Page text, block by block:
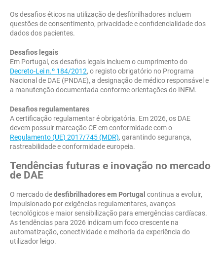
Os desafios éticos na utilização de desfibrilhadores incluem
questões de consentimento, privacidade e confidencialidade dos
dados dos pacientes.
Desafios legais
Em Portugal, os desafios legais incluem o cumprimento do
Decreto-Lei n.º 184/2012, o registo obrigatório no Programa
Nacional de DAE (PNDAE), a designação de médico responsável e
a manutenção documentada conforme orientações do INEM.
Desafios regulamentares
A certificação regulamentar é obrigatória. Em 2026, os DAE
devem possuir marcação CE em conformidade com o
Regulamento (UE) 2017/745 (MDR), garantindo segurança,
rastreabilidade e conformidade europeia.
Tendências futuras e inovação no mercado
de DAE
O mercado dedesfibrilhadores em Portugal continua a evoluir,
impulsionado por exigências regulamentares, avanços
tecnológicos e maior sensibilização para emergências cardíacas.
As tendências para 2026 indicam um foco crescente na
automatização, conectividade e melhoria da experiência do
utilizador leigo.